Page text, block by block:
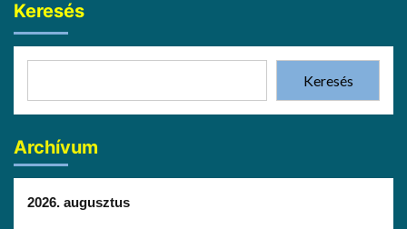
Keresés
Keresés
Archívum
2026. augusztus